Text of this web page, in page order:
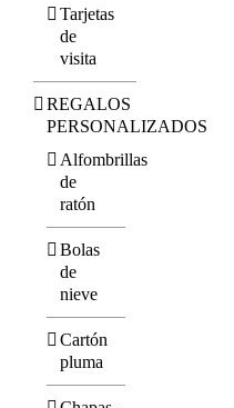
Tarjetas
de
visita
REGALOS
PERSONALIZADOS
Alfombrillas
de
ratón
Bolas
de
nieve
Cartón
pluma